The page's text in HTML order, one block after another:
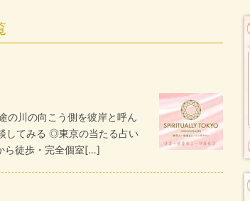
の川の向こう側を彼岸と呼ん
してみる ◎東京の当たる占い
ら徒歩・完全個室[…]